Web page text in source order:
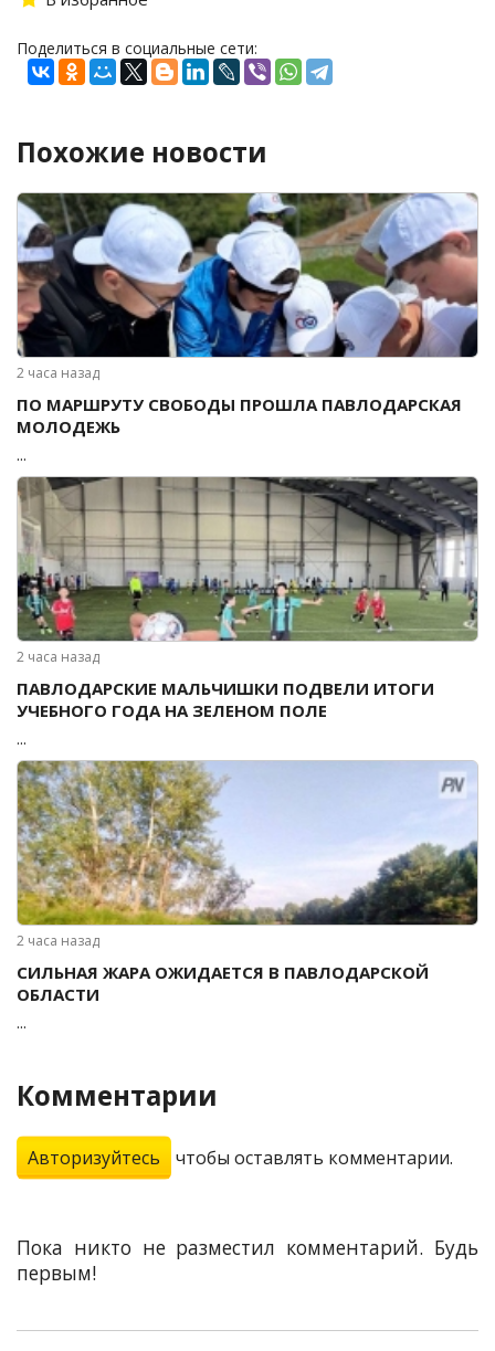
Поделиться в социальные сети:
Похожие новости
2 часа назад
ПО МАРШРУТУ СВОБОДЫ ПРОШЛА ПАВЛОДАРСКАЯ
МОЛОДЕЖЬ
...
2 часа назад
ПАВЛОДАРСКИЕ МАЛЬЧИШКИ ПОДВЕЛИ ИТОГИ
УЧЕБНОГО ГОДА НА ЗЕЛЕНОМ ПОЛЕ
...
2 часа назад
СИЛЬНАЯ ЖАРА ОЖИДАЕТСЯ В ПАВЛОДАРСКОЙ
ОБЛАСТИ
...
Комментарии
Авторизуйтесь чтобы оставлять комментарии.
Пока никто не разместил комментарий. Будь
первым!